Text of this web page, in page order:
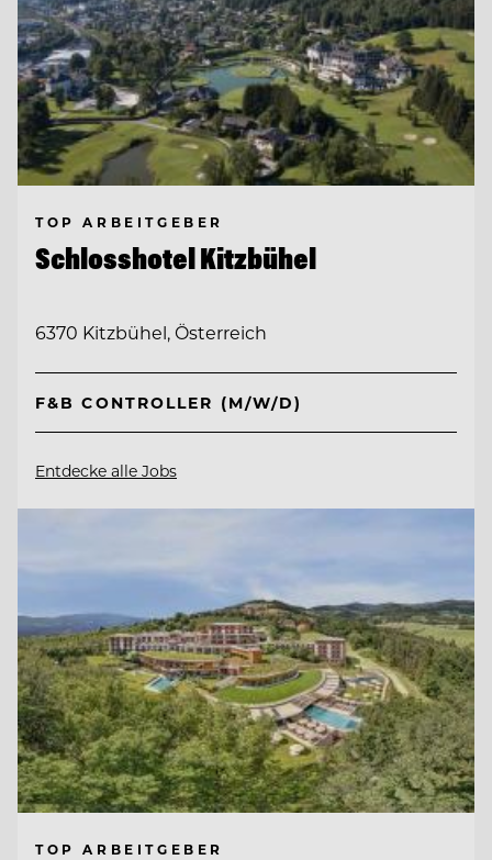
TOP ARBEITGEBER
Schlosshotel Kitzbühel
6370 Kitzbühel, Österreich
F&B CONTROLLER (M/W/D)
Entdecke alle Jobs
TOP ARBEITGEBER